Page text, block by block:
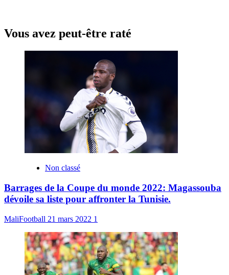
Vous avez peut-être raté
Non classé
Barrages de la Coupe du monde 2022: Magassouba
dévoile sa liste pour affronter la Tunisie.
MaliFootball 21 mars 2022 1